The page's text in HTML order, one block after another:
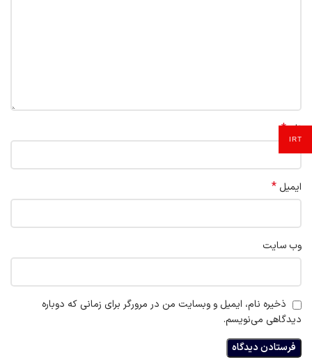
نام*
ایمیل *
وب‌ سایت
ذخیره نام، ایمیل و وبسایت من در مرورگر برای زمانی که دوباره
دیدگاهی می‌نویسم.
IRT